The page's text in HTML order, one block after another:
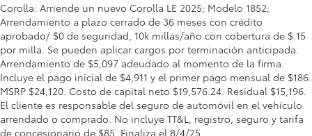
Corolla: Arriende un nuevo Corolla LE 2025; Modelo 1852;
Arrendamiento a plazo cerrado de 36 meses con crédito
aprobado/ $0 de seguridad, 10k millas/año con cobertura de $.15
por milla. Se pueden aplicar cargos por terminación anticipada.
Arrendamiento de $5,097 adeudado al momento de la firma.
Incluye el pago inicial de $4,911 y el primer pago mensual de $186.
MSRP $24,120. Costo de capital neto $19,576.24. Residual $15,196.
El cliente es responsable del seguro de automóvil en el vehículo
arrendado o comprado. No incluye TT&L, registro, seguro y tarifa
de concesionario de $85. Finaliza el 8/4/25.